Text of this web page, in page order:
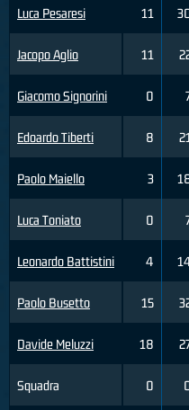
Luca Pesaresi
Jacopo Aglio
Giacomo Signorini
Edoardo Tiberti
Paolo Maiello
Luca Toniato
Leonardo Battistini
Paolo Busetto
Davide Meluzzi
Squadra
11
11
0
8 21
3
0
4
15
18
0